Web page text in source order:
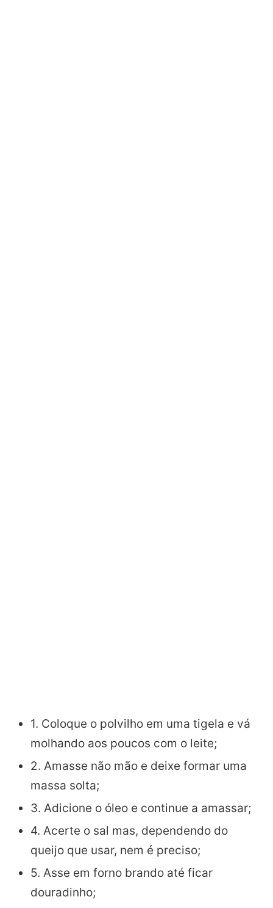
1. Coloque o polvilho em uma tigela e vá
molhando aos poucos com o leite;
2. Amasse não mão e deixe formar uma
massa solta;
3. Adicione o óleo e continue a amassar;
4. Acerte o sal mas, dependendo do
queijo que usar, nem é preciso;
5. Asse em forno brando até ficar
douradinho;